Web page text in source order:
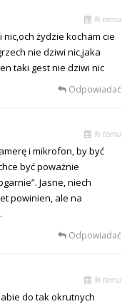
% temu
żydzie kocham cie
nie dziwi nic,jaka
taki gest nie dziwi nic
Odpowiadać
% temu
i mikrofon, by być
być poważnie
Jasne, niech
powinien, ale na
Odpowiadać
% temu
do tak okrutnych